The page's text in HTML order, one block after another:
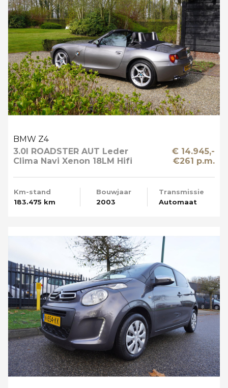
BMW Z4
3.0I ROADSTER AUT Leder
Clima Navi Xenon 18LM Hifi
€ 14.945,-
€261 p.m.
Km-stand
183.475 km
Bouwjaar
2003
Transmissie
Automaat